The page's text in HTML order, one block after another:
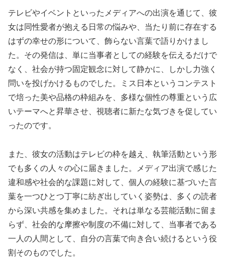
テレビやイベントといったメディアへの出演を通じて、彼
女は同性愛者が抱える日常の悩みや、当たり前に存在する
はずの幸せの形について、飾らない言葉で語りかけまし
た。その発信は、単に当事者としての経験を伝えるだけで
なく、社会が持つ固定観念に対して静かに、しかし力強く
問いを投げかけるものでした。ミス日本というコンテスト
で培った美や品格の枠組みを、多様な個性の尊重という広
いテーマへと昇華させ、視聴者に新たな気づきを促してい
ったのです。
また、彼女の活動はテレビの枠を越え、執筆活動という形
でも多くの人々の心に届きました。メディア出演で感じた
違和感や社会的な課題に対して、個人の経験に基づいた言
葉を一つひとつ丁寧に紡ぎ出していく姿勢は、多くの読者
から深い共感を集めました。それは単なる芸能活動に留ま
らず、社会的な摩擦や制度の不備に対して、当事者である
一人の人間として、自分の言葉で向き合い続けるという役
割そのものでした。